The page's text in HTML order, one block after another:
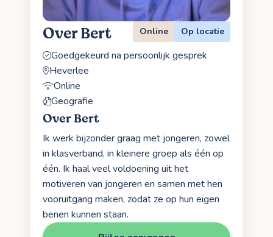
Over Bert Online Op locatie
Goedgekeurd na persoonlijk gesprek
Heverlee
Online
Geografie
Over Bert
Ik werk bijzonder graag met jongeren, zowel
in klasverband, in kleinere groep als één op
één. Ik haal veel voldoening uit het
motiveren van jongeren en samen met hen
vooruitgang maken, zodat ze op hun eigen
benen kunnen staan.